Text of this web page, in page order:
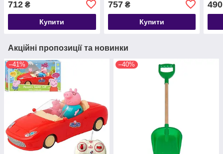
712 ₴
Купити
757₴
Купити
490
Акційні пропозиції та новинки
–41% –40%